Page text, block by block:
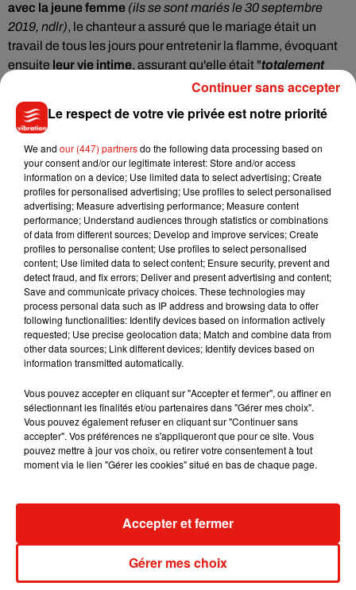
avec la jeune femme (ils se sont mariés le 30 septembre
2019, ndlr), le chanteura assuré que le mariage était un
travail de tous les jours pour entretenir la flamme, évoquant
ensuite leur vie intime, assurant qu'elle était "totalement
Alors, quand je suis avec ma femme, nous
aimons...
journée", a-t-il dans un premier temps déclaré avant
faisons".
Voir cette publication sur Instagram
Opposites attract
Une publication partagée par Justin Bieber(@justinbieber) le
Nous aimons regarder des films, nous aimons Netflix et
Être marié est tellement génial. Je vous le
Le respect de votre vie privée est notre priorité
We and our (447) partnersdo the following data processing based on
your consent and/or our legitimate interest: Store and/or access
information on a device; Use limited data to select advertising; Create
profiles for personalised advertising; Use profiles to select personalised
advertising; Measure advertising performance; Measure content
performance; Understand audiences through statistics or combinations
of data from different sources; Develop and improve services; Create
profiles to personalise content; Use profiles to select personalised
content; Use limited data to select content; Ensure security, prevent and
detect fraud, and fix errors; Deliver and present advertising and content;
Save and communicate privacy choices. These technologies may
process personal data such as IP address and browsing data to offer
following functionalities: Identify devices based on information actively
requested; Use precise geolocation data; Match and combine data from
other data sources; Link different devices; Identify devices based on
information transmitted automatically.
Vous pouvez accepter en cliquant sur "Accepter et fermer", ou affiner en
sélectionnant les finalités et/ou partenaires dans "Gérer mes choix".
Vous pouvez également refuser en cliquant sur "Continuer sans
accepter". Vos préférences ne s'appliqueront que pour ce site. Vous
pouvez mettre à jour vos choix, ou retirer votre consentement à tout
moment via le lien "Gérer les cookies" situé en bas de chaque page.
Gérer mes choix
Accepter et fermer
Continuer sans accepter